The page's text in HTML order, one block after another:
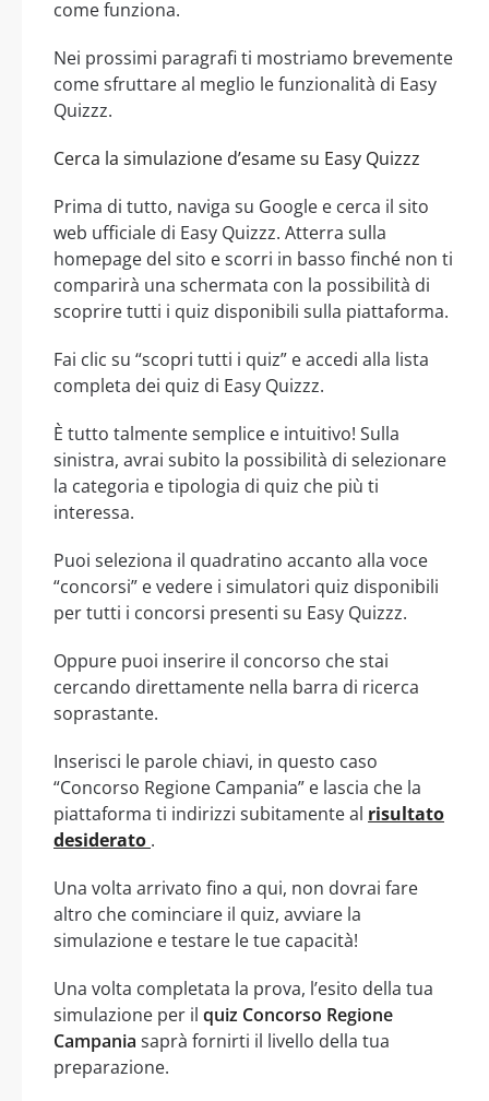
come funziona.
Nei prossimi paragrafi ti mostriamo brevemente
come sfruttare al meglio le funzionalità di Easy
Quizzz.
Cerca la simulazione d’esame su Easy Quizzz
Prima di tutto, naviga su Google e cerca il sito
web ufficiale di Easy Quizzz. Atterra sulla
homepage del sito e scorri in basso finché non ti
comparirà una schermata con la possibilità di
scoprire tutti i quiz disponibili sulla piattaforma.
Fai clic su “scopri tutti i quiz” e accedi alla lista
completa dei quiz di Easy Quizzz.
È tutto talmente semplice e intuitivo! Sulla
sinistra, avrai subito la possibilità di selezionare
la categoria e tipologia di quiz che più ti
interessa.
Puoi seleziona il quadratino accanto alla voce
“concorsi” e vedere i simulatori quiz disponibili
per tutti i concorsi presenti su Easy Quizzz.
Oppure puoi inserire il concorso che stai
cercando direttamente nella barra di ricerca
soprastante.
Inserisci le parole chiavi, in questo caso
“Concorso Regione Campania” e lascia che la
piattaforma ti indirizzi subitamente al risultato
desiderato .
Una volta arrivato fino a qui, non dovrai fare
altro che cominciare il quiz, avviare la
simulazione e testare le tue capacità!
Una volta completata la prova, l’esito della tua
simulazione per il quiz Concorso Regione
Campania saprà fornirti il livello della tua
preparazione.